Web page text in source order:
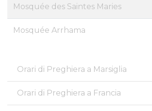
Mosquée des Saintes Maries
Mosquée Arrhama
Orari di Preghiera a Marsiglia
Orari di Preghiera a Francia